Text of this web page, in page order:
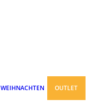
WEIHNACHTEN OUTLET